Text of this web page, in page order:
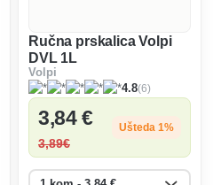
Ručna prskalica Volpi
DVL 1L
Volpi
4.8(6)
3,84 €
3,89€
Ušteda 1%